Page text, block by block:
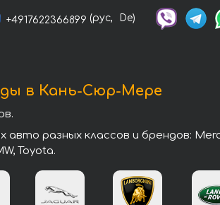
+4917622366899 (рус, De)
в Кань-Сюр-Мере
разных классов и брендов:
Toyota.